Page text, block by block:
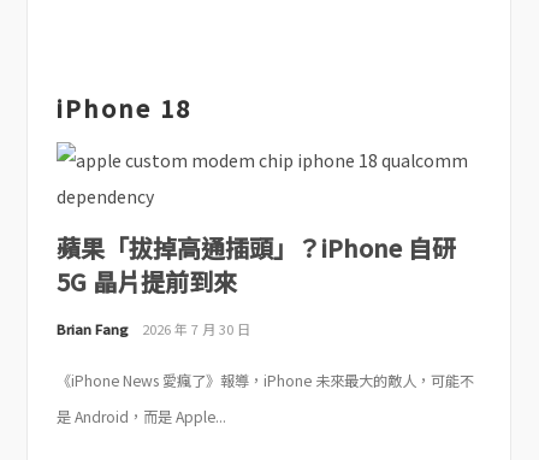
iPhone 18
蘋果「拔掉高通插頭」？iPhone 自研
5G 晶片提前到來
Brian Fang 2026 年 7 月 30 日
《iPhone News 愛瘋了》報導，iPhone 未來最大的敵人，可能不
是 Android，而是 Apple...